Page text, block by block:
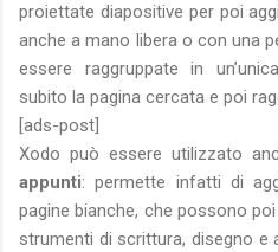
proiettate diapositive per poi
anche a mano libera o con una
essere raggruppate in
subito la pagina cercata e poi
[ads-post]
Xodo può essere utilizzato
appunti: permette infatti di
pagine bianche, che possono
strumenti di scrittura, disegno e